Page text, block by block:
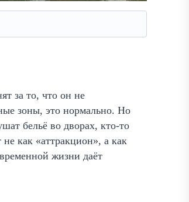
за то, что он не
зоны, это нормально. Но
бельё во дворах, кто-то
как «аттракцион», а как
жизни даёт